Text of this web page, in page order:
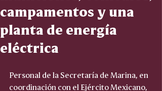
campamentos y una
planta de energía
eléctrica
Personal de la Secretaría de Marina, en
coordinación con el Ejército Mexicano,